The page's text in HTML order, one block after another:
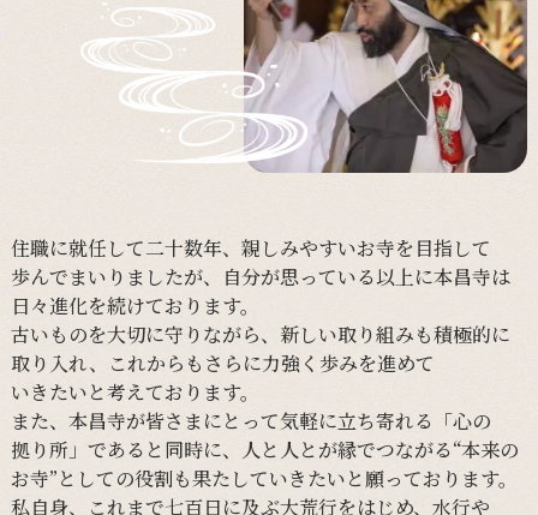
住職に就任して二十数年、 親しみやすいお寺を目指して
歩んでまいりましたが、 自分が思っている以上に本昌寺は
日々進化を続けております。
古いものを大切に守りながら、 新しい取り組みも積極的に
取り入れ、
これからも さらに力強く 歩みを進めて
いきたいと考えております。
また、 本昌寺が皆さまにとって気軽に立ち寄れる 「心の
拠り所」であると同時に、 人と 人とが縁でつながる“本来の
お寺”と しての役割も果たしていきたいと願っております。
私自身、
これまで七百日に及ぶ大荒行をはじめ、 水行や